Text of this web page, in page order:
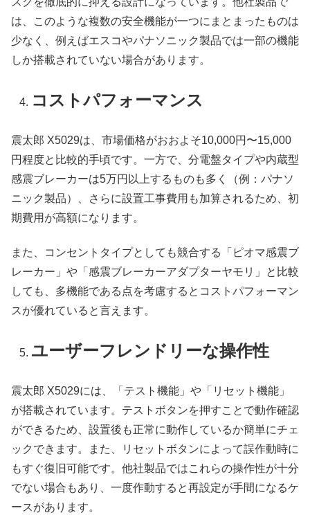
は、このような複数の安全機能が一つにまとまったものは
少なく、例えばエスコやパナソニック製品では一部の機能
しか搭載されていない場合があります。
コストパフォーマンス
震太郎 X5029は、市場価格がおおよそ10,000円〜15,000
円程度と比較的手頃です。一方で、分電盤タイプや内蔵型
感震ブレーカーは5万円以上するものも多く（例：パナソ
ニック製品）、さらに設置工事費用も加算されるため、初
期費用が高額になります。
また、コンセントタイプとしても競合する「ピオマ感震ブ
レーカー」や「感震ブレーカーアダプターヤモリ」と比較
しても、多機能である点を考慮するとコストパフォーマン
スが優れていると言えます。
ユーザーフレンドリーな操作性
震太郎 X5029には、「テスト機能」や「リセット機能」
が搭載されています。テストボタンを押すことで動作確認
ができるため、設置後も正常に動作しているか簡単にチェ
ックできます。また、リセットボタンによって誤作動時に
もすぐ復旧可能です。他社製品ではこれらの操作性が十分
でない場合もあり、一度作動すると再設定が手間になるケ
ースがあります。